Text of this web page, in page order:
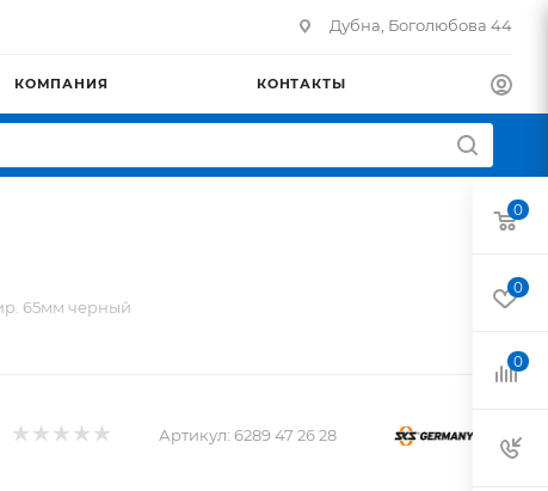
Дубна, Боголюбова 44
КОМПАНИЯ КОНТАКТЫ
65мм черный
Артикул: 6289 47 26 28
0
0
0